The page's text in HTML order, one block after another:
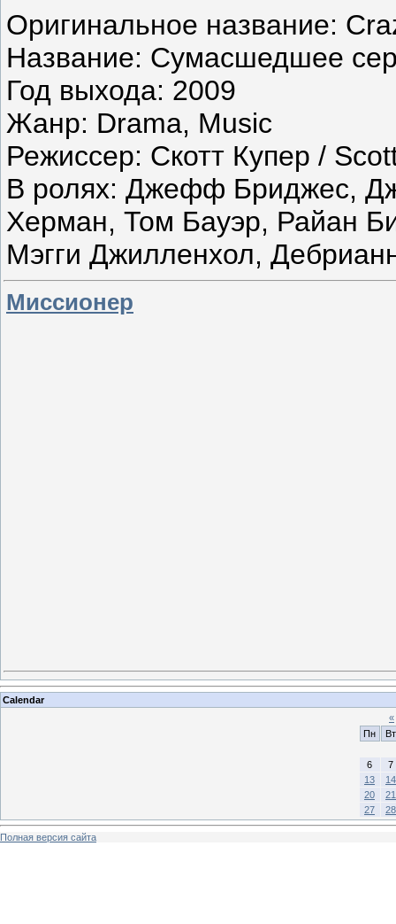
Оригинальное название:
Название: Сумасшедшее
Год выхода: 2009
Жанр: Drama, Music
Режиссер: Скотт Купер /
В ролях: Джефф Бриджес,
Херман, Том Бауэр, Райан
Мэгги Джилленхол,
Миссионер
Calendar
«
Пн
Вт
6
7
13
14
20
21
27
28
Полная версия сайта